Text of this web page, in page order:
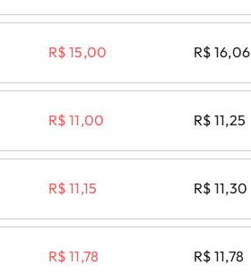
R$ 15,00 R$ 16,06
R$ 11,00 R$ 11,25
R$ 11,15 R$ 11,30
R$ 11,78 R$ 11,78